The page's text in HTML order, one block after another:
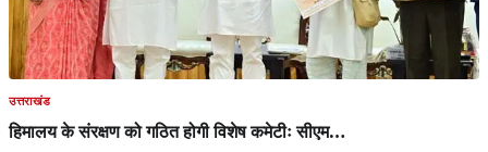
उत्तराखंड
हिमालय के संरक्षण को गठित होगी विशेष कमेटीः सीएम…